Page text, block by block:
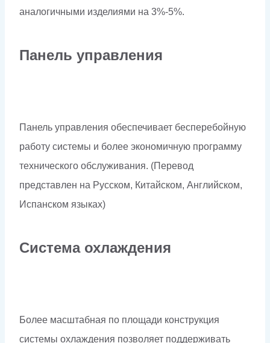
аналогичными изделиями на 3%-5%.
Панель управления
Панель управления обеспечивает бесперебойную
работу системы и более экономичную программу
технического обслуживания. (Перевод
представлен на Русском, Китайском, Английском,
Испанском языках)
Система охлаждения
Более масштабная по площади конструкция
системы охлаждения позволяет поддерживать